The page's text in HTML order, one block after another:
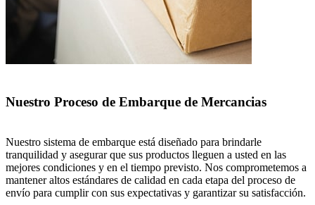
Nuestro Proceso de Embarque de Mercancias
Nuestro sistema de embarque está diseñado para brindarle
tranquilidad y asegurar que sus productos lleguen a usted en las
mejores condiciones y en el tiempo previsto. Nos comprometemos a
mantener altos estándares de calidad en cada etapa del proceso de
envío para cumplir con sus expectativas y garantizar su satisfacción.